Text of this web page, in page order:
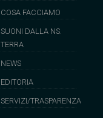
COSA FACCIAMO
SUONI DALLA NS.
TERRA
NEWS
EDITORIA
SERVIZI/TRASPARENZA